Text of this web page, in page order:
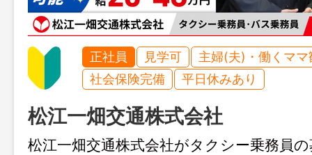
正社員 見学可
主婦(夫)・働くママ
社会保険完備
平日休みあり
松江一畑交通株式会社
松江一畑交通株式会社がタクシー乗務員